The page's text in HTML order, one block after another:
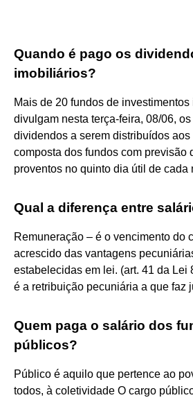
Quando é pago os
imobiliários?
Mais de 20 fundos de
divulgam nesta terça-feira, 08/06,
dividendos a serem distribuídos aos
composta dos fundos com previsão
proventos no quinto dia útil de cada
Qual a diferença entre
Remuneração – é o vencimento do
acrescido das vantagens
estabelecidas em lei. (art. 41 da Lei
é a retribuição pecuniária a que faz
Quem paga o salário dos
públicos?
Público é aquilo que pertence ao
todos, à coletividade O cargo